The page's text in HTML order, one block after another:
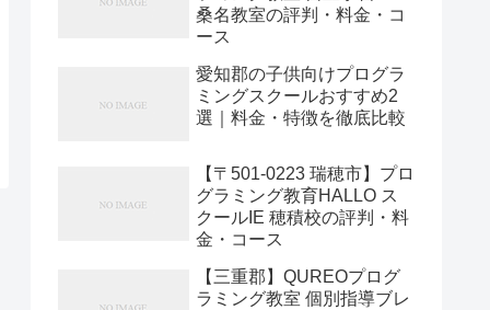
桑名教室の評判・料金・コ
ース
愛知郡の子供向けプログラ
ミングスクールおすすめ2
選｜料金・特徴を徹底比較
【〒501-0223 瑞穂市】プロ
グラミング教育HALLO ス
クールIE 穂積校の評判・料
金・コース
【三重郡】QUREOプログ
ラミング教室 個別指導ブレ